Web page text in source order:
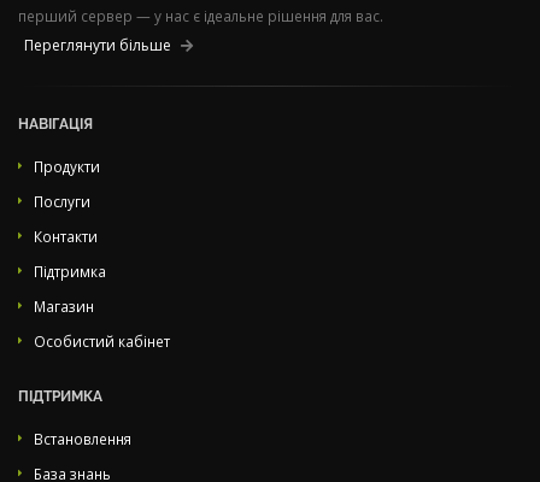
перший сервер — у нас є ідеальне рішення для вас.
Переглянути більше
НАВІГАЦІЯ
Продукти
Послуги
Контакти
Підтримка
Магазин
Особистий кабінет
ПІДТРИМКА
Встановлення
База знань